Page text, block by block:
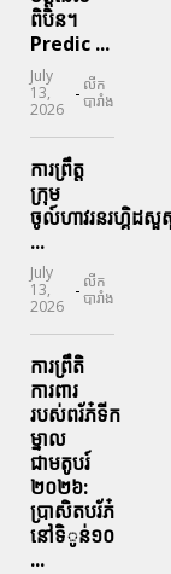
ពិបិន។
Predic ...
July
13,
2026
- លីក
បារាំង
ការព្រឹត្ត
ក្រុម
ចូល៍ហាវរនរហ្គិដសួ
...
July
13,
2026
- លីក
បារាំង
ការព្រឹតិ
ការពារ
របស់ពរ័ភ៎ទីក
ម្នាល
ជាមតូបរ៍
២០២៦:
ប្រាសិតបរ័ភ៎
នៅទិូន់១០
...